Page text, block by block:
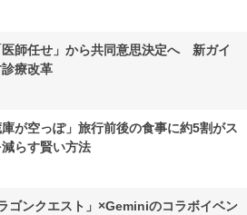
医師任せ」から共同意思決定へ 新ガイ
診療改革
庫が空っぽ」旅行前後の食事に約5割がス
らす賢い方法
ゴンクエスト」×Geminiのコラボイベン